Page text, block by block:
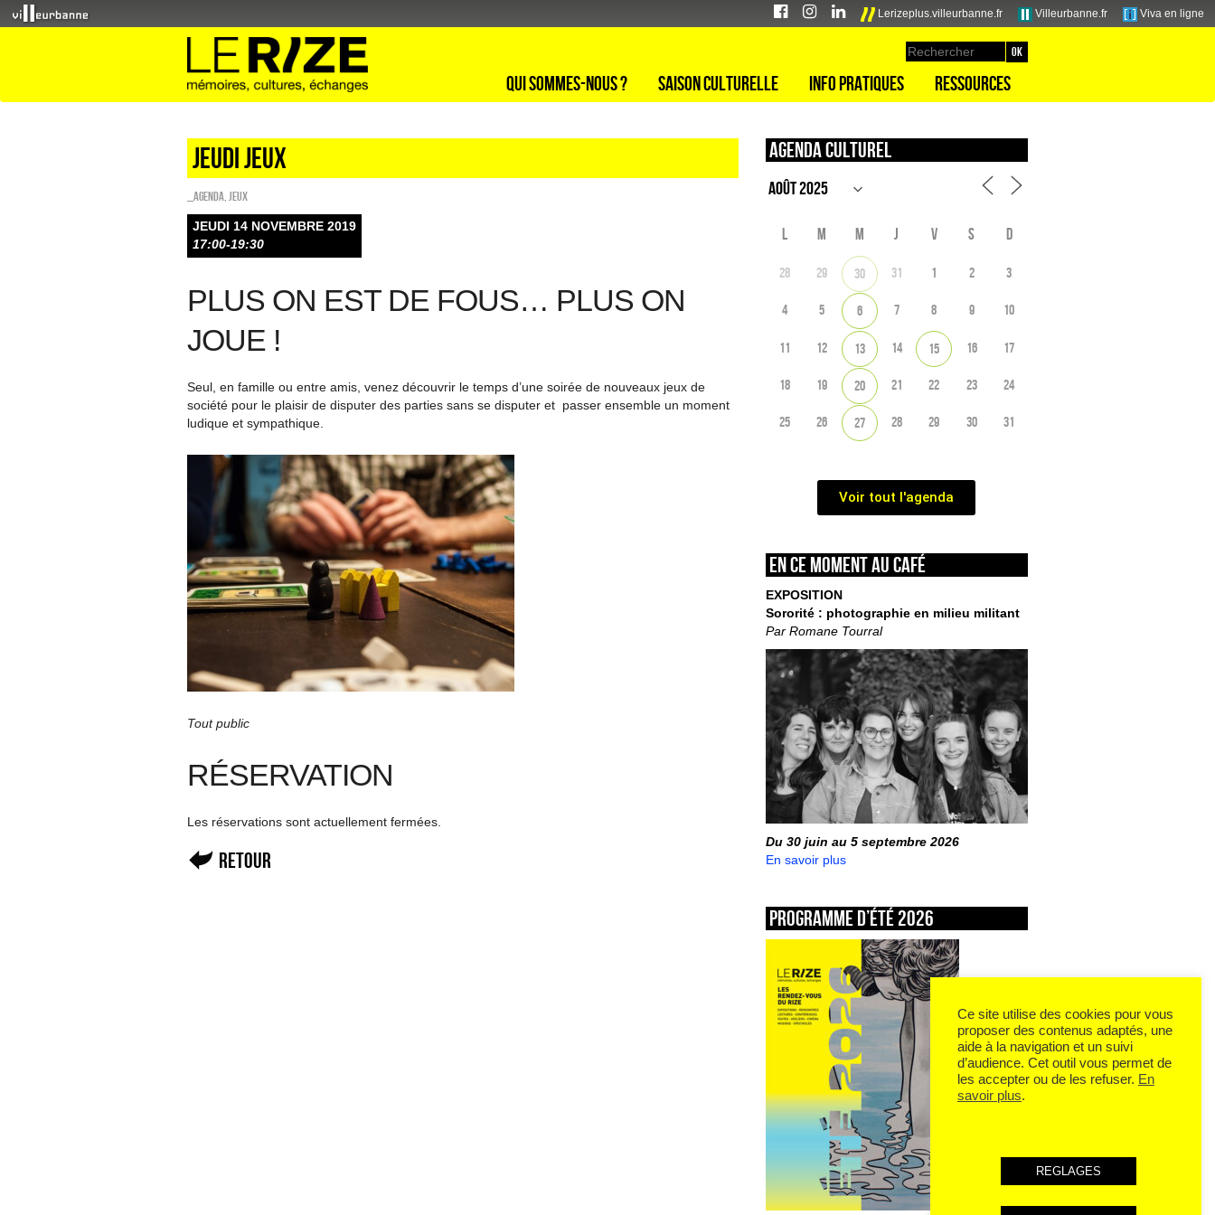
Lerizeplus.villeurbanne.fr Villeurbanne.fr Viva en ligne
Qui sommes-nous ? Saison culturelle Info pratiques Ressources
Jeudi jeux
_Agenda Jeux
JEUDI 14 NOVEMBRE 2019
17:00-19:30
PLUS ON EST DE FOUS… PLUS ON
JOUE !
Seul, en famille ou entre amis, venez découvrir le temps d’une soirée de nouveaux jeux de
société pour le plaisir de disputer des parties sans se disputer et passer ensemble un moment
ludique et sympathique.
Tout public
RÉSERVATION
Les réservations sont actuellement fermées.
Retour
Agenda culturel
L M M J V S D
28 29 30 31 1 2 3
4 5 6 7 8 9 10
11 12 13 14 15 16 17
18 19 20 21 22 23 24
25 26 27 28 29 30 31
Voir tout l'agenda
En ce moment au café
EXPOSITION
Sororité : photographie en milieu militant
Par Romane Tourral
Du 30 juin au 5 septembre 2026
En savoir plus
Programme d’été 2026
Ce site utilise des cookies pour vous
proposer des contenus adaptés, une
aide à la navigation et un suivi
d’audience. Cet outil vous permet de
les accepter ou de les refuser. En
savoir plus.
REGLAGES